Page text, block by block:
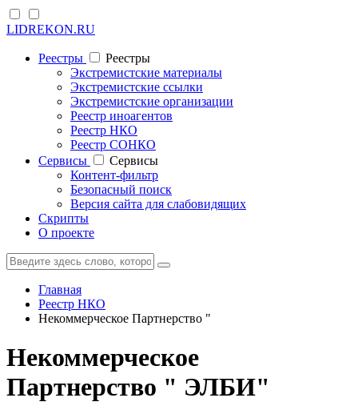
LIDREKON.RU
Реестры
Реестры
Экстремистские материалы
Экстремистские ссылки
Экстремистские организации
Реестр иноагентов
Реестр НКО
Реестр СОНКО
Cервисы
Cервисы
Контент-фильтр
Безопасный поиск
Версия сайта для слабовидящих
Скрипты
О проекте
Главная
Реестр НКО
Некоммерческое Партнерство "
Некоммерческое
Партнерство " ЭЛБИ"